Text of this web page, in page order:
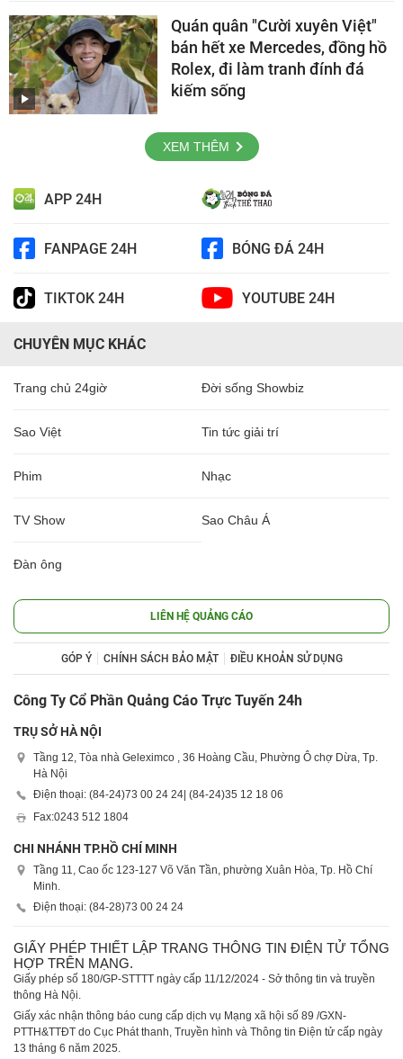
Quán quân "Cười xuyên Việt"
bán hết xe Mercedes, đồng hồ
Rolex, đi làm tranh đính đá
kiếm sống
XEM THÊM
APP 24H
FANPAGE 24H BÓNG ĐÁ 24H
TIKTOK 24H YOUTUBE 24H
CHUYÊN MỤC KHÁC
Trang chủ 24giờ Đời sống Showbiz
Sao Việt Tin tức giải trí
Phim Nhạc
TV Show Sao Châu Á
Đàn ông
LIÊN HỆ QUẢNG CÁO
GÓP Ý CHÍNH SÁCH BẢO MẬT ĐIỀU KHOẢN SỬ DỤNG
Công Ty Cổ Phần Quảng Cáo Trực Tuyến 24h
TRỤ SỞ HÀ NỘI
Tầng 12, Tòa nhà Geleximco , 36 Hoàng Cầu, Phường Ô chợ Dừa, Tp.
Hà Nội
Điện thoại: (84-24)73 00 24 24 | (84-24)35 12 18 06
Fax:0243 512 1804
CHI NHÁNH TP.HỒ CHÍ MINH
Tầng 11, Cao ốc 123-127 Võ Văn Tần, phường Xuân Hòa, Tp. Hồ Chí
Minh.
Điện thoại: (84-28)73 00 24 24
GIẤY PHÉP THIẾT LẬP TRANG THÔNG TIN ĐIỆN TỬ TỔNG
HỢP TRÊN MẠNG.
Giấy phép số 180/GP-STTTT ngày cấp 11/12/2024 - Sở thông tin và truyền
thông Hà Nội.
Giấy xác nhận thông báo cung cấp dịch vụ Mạng xã hội số 89 /GXN-
PTTH&TTĐT do Cục Phát thanh, Truyền hình và Thông tin Điện tử cấp ngày
13 tháng 6 năm 2025.